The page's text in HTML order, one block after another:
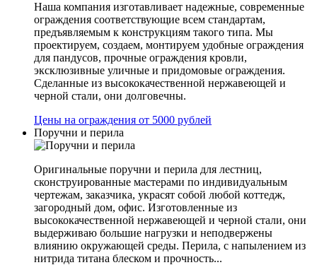
Наша компания изготавливает надежные, современные
ограждения соответствующие всем стандартам,
предъявляемым к конструкциям такого типа. Мы
проектируем, создаем, монтируем удобные ограждения
для пандусов, прочные ограждения кровли,
эксклюзивные уличные и придомовые ограждения.
Сделанные из высококачественной нержавеющей и
черной стали, они долговечны.
Цены на ограждения от 5000 рублей
Поручни и перила
Оригинальные поручни и перила для лестниц,
сконструированные мастерами по индивидуальным
чертежам, заказчика, украсят собой любой коттедж,
загородный дом, офис. Изготовленные из
высококачественной нержавеющей и черной стали, они
выдерживаю большие нагрузки и неподвержены
влиянию окружающей среды. Перила, с напылением из
нитрида титана блеском и прочность...